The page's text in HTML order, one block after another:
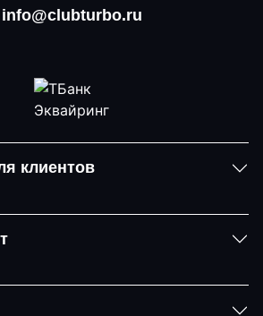
info@clubturbo.ru
клиентов